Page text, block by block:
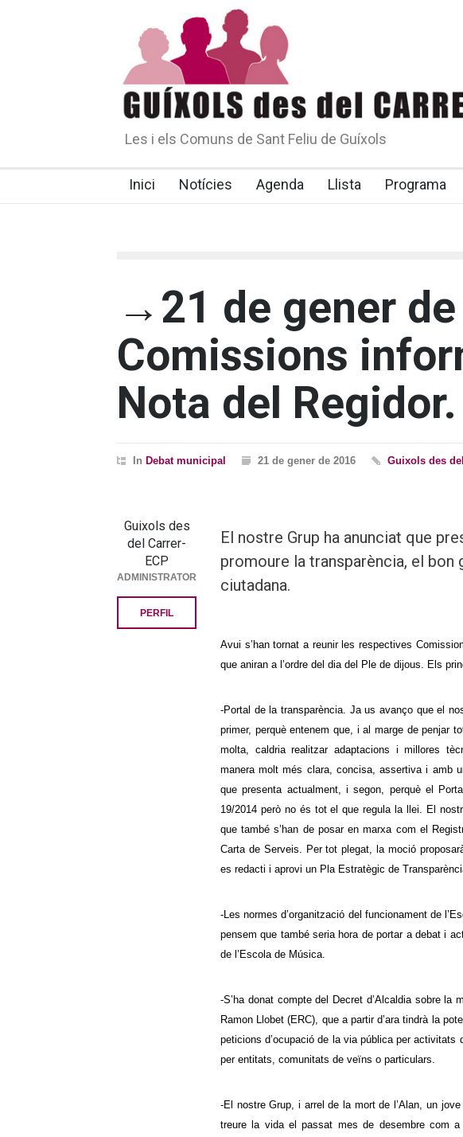
Les i els Comuns de Sant Feliu de Guíxols
Inici Notícies Agenda Llista Programa
→21 de gener
Comissions
Nota del Regidor.
In Debat municipal 21 de gener de 2016 Guixols des
El nostre Grup ha anunciat que
promoure la transparència, el
ciutadana.
Avui s’han tornat a reunir les respectives
que aniran a l’ordre del dia del Ple de dijous. Els
-Portal de la transparència. Ja us avanço que el
primer, perquèentenem que, i al marge de penjar
molta,
cal driarealitzar adaptacions i millores
manera molt més clara, concisa, assertiva i amb
que presenta actualment, isegon , perquè el
19/2014 però no és tot el que regula la llei. El
que també s’han de posar en marxa com el
Carta de Serveis. Pertot plegat, la moció
es redacti i aprovi un Pla Estratègic de
-Les normes d’organització del funcionament de
pensem que també seria hora de portar a debat i
de l’Escola de Música.
-S’ha donat compte del Decret d’Alcaldia sobre la
Ramon Llobet (ERC), que a partir d’ara tindrà la
peticions d’ocupació de la via pública per
per entitats, comunitats de veïns o particulars.
-El nostre Grup, i arrel de la mort de l’Alan, un
treure la vida el passat mes de desembre com a
Guixols des
del Carrer-
ECP
ADMINISTRATOR
PERFIL